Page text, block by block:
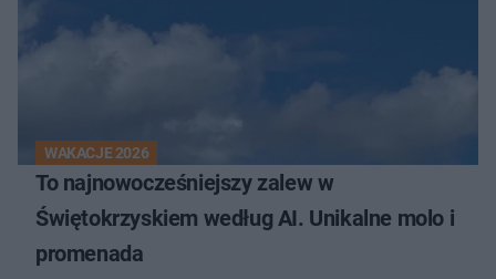
WAKACJE 2026
To najnowocześniejszy zalew w
Świętokrzyskiem według AI. Unikalne molo i
promenada